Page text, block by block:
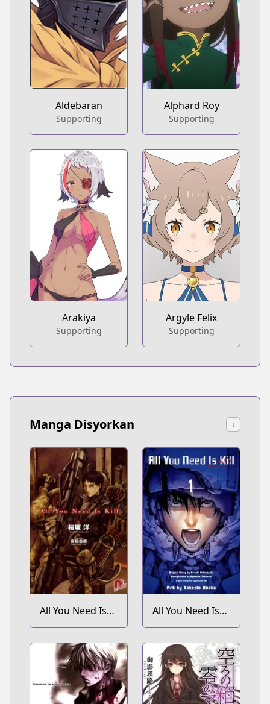
Aldebaran
Supporting
Alphard Roy
Supporting
Arakiya
Supporting
Argyle Felix
Supporting
Manga Disyorkan ↓
All You Need Is
Kill
All You Need Is
Kill